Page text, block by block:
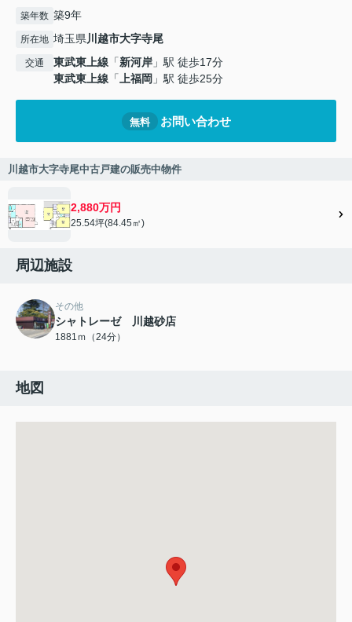
築年数 築9年
所在地 埼玉県川越市大字寺尾
交通 東武東上線 「新河岸 」駅 徒歩17分
東武東上線 「上福岡 」駅 徒歩25分
無料 お問い合わせ
川越市大字寺尾中古戸建の販売中物件
2,880万円
25.54坪(84.45㎡)
周辺施設
その他
シャトレーゼ 川越砂店
1881ｍ（24分）
地図